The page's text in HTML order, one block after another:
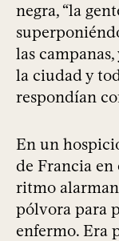
negra, “la
las
la ciudad y
respondían
En un
de Francia
ritmo
pólvora para
enfermo. Era